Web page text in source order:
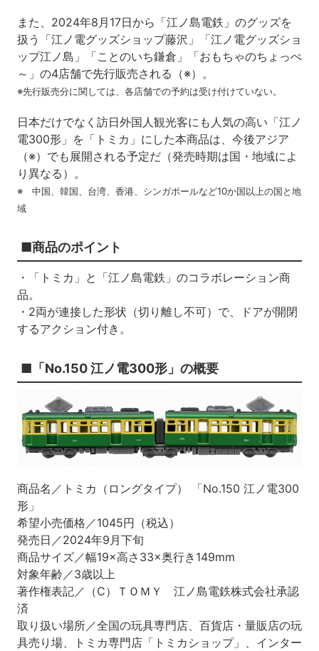
また、2024年8月17日から「江ノ島電鉄」のグッズを
扱う「江ノ電グッズショップ藤沢」「江ノ電グッズショ
ップ江ノ島」「ことのいち鎌倉」「おもちゃのちょっぺ
～」の4店舗で先行販売される（※）。
※先行販売分に関しては、各店舗での予約は受け付けていない。
日本だけでなく訪日外国人観光客にも人気の高い「江ノ
電300形」を「トミカ」にした本商品は、今後アジア
（※）でも展開される予定だ（発売時期は国・地域によ
り異なる）。
※ 中国、韓国、台湾、香港、シンガポールなど10か国以上の国と地
域
■商品のポイント
・「トミカ」と「江ノ島電鉄」のコラボレーション商
品。
・2両が連接した形状（切り離し不可）で、ドアが開閉
するアクション付き。
■「No.150 江ノ電300形」の概要
商品名／トミカ（ロングタイプ） 「No.150 江ノ電300
形」
希望小売価格／1045円（税込）
発売日／2024年9月下旬
商品サイズ／幅19×高さ33×奥行き149mm
対象年齢／3歳以上
著作権表記／（C）ＴＯＭＹ 江ノ島電鉄株式会社承認
済
取り扱い場所／全国の玩具専門店、百貨店・量販店の玩
具売り場、トミカ専門店「トミカショップ」、インター